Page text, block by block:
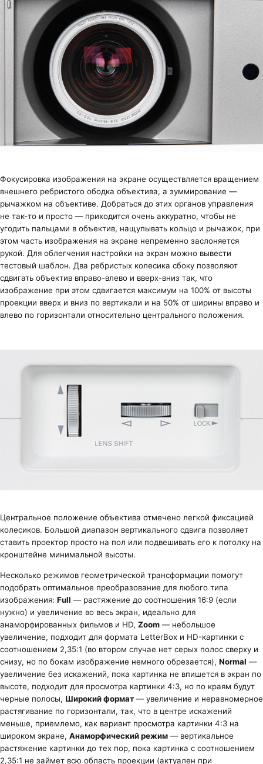
Фокусировка изображения на экране осуществляется вращением
внешнего ребристого ободка объектива, а зуммирование —
рычажком на объективе. Добраться до этих органов управления
не так-то и просто — приходится очень аккуратно, чтобы не
угодить пальцами в объектив, нащупывать кольцо и рычажок, при
этом часть изображения на экране непременно заслоняется
рукой. Для облегчения настройки на экран можно вывести
тестовый шаблон. Два ребристых колесика сбоку позволяют
сдвигать объектив вправо-влево и вверх-вниз так, что
изображение при этом сдвигается максимум на 100% от высоты
проекции вверх и вниз по вертикали и на 50% от ширины вправо и
влево по горизонтали относительно центрального положения.
Центральное положение объектива отмечено легкой фиксацией
колесиков. Большой диапазон вертикального сдвига позволяет
ставить проектор просто на пол или подвешивать его к потолку на
кронштейне минимальной высоты.
Несколько режимов геометрической трансформации помогут
подобрать оптимальное преобразование для любого типа
изображения: Full — растяжение до соотношения 16:9 (если
нужно) и увеличение во весь экран, идеально для
анаморфированных фильмов и HD, Zoom — небольшое
увеличение, подходит для формата LetterBox и HD-картинки с
соотношением 2,35:1 (во втором случае нет серых полос сверху и
снизу, но по бокам изображение немного обрезается), Normal —
увеличение без искажений, пока картинка не впишется в экран по
высоте, подходит для просмотра картинки 4:3, но по краям будут
черные полосы, Широкий формат — увеличение и неравномерное
растягивание по горизонтали, так, что в центре искажений
меньше, приемлемо, как вариант просмотра картинки 4:3 на
широком экране, Анаморфический режим — вертикальное
растяжение картинки до тех пор, пока картинка с соотношением
2,35:1 не займет всю область проекции (актуален при